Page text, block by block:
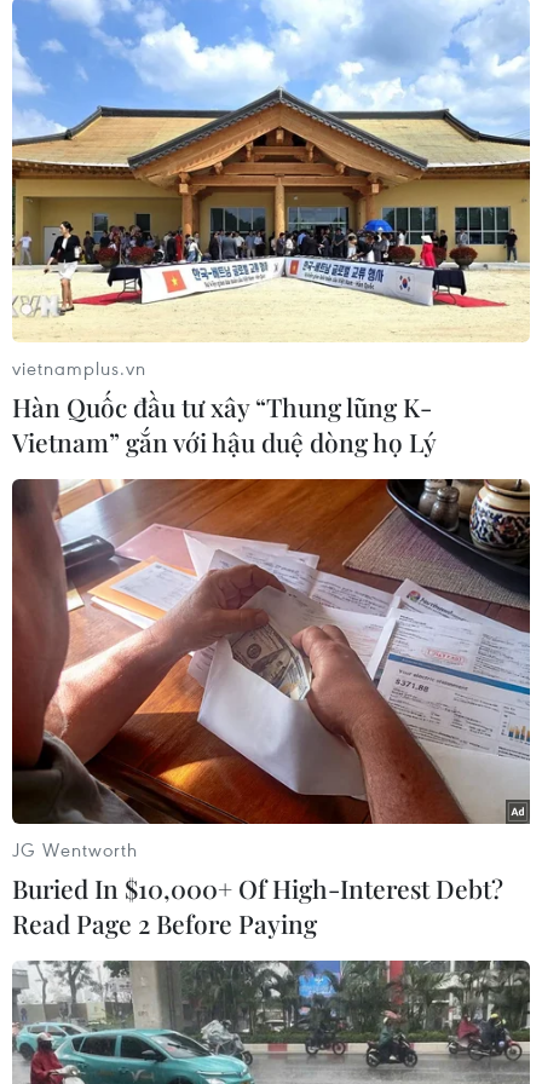
Bà nhấn mạnh: "Do đó, chúng tôi dự báo dòng
hải lưu đại dương sâu và mức oxygen của nó
tiếp tục giảm. Sự suy giảm này đang thay đổi
đáng kể môi trường hóa học và cấu trúc của đại
dương sâu"./.
(TTXVN/Vietnam+)
#Dòng hải lưu
#Hải lưu khu vực Nam Cực
#Biến đổi khí hậu
Nam Cực
Theo dõi VietnamPlus
TIN LIÊN QUAN
vietnamplus.vn
Hàn Quốc đầu tư xây “Thung lũng K-
Vietnam” gắn với hậu duệ dòng họ Lý
JG Wentworth
Buried In $10,000+ Of High-Interest Debt?
Read Page 2 Before Paying